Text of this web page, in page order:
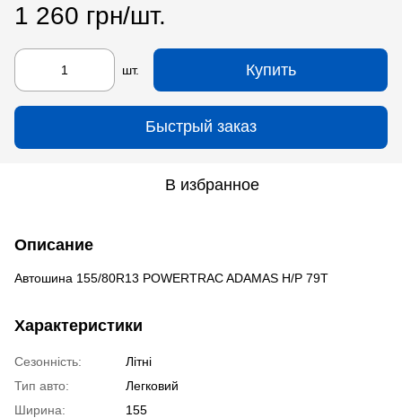
1 260 грн/шт.
шт. Купить
Быстрый заказ
В избранное
Описание
Автошина 155/80R13 POWERTRAC ADAMAS H/P 79T
Характеристики
Сезонність:
Літні
Тип авто:
Легковий
Ширина:
155